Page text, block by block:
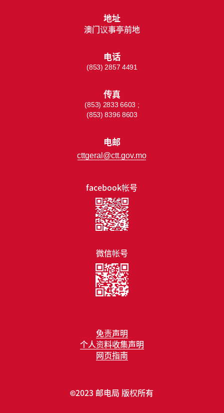
免责声明
个人资料收集声明
网页指南
facebook帐号
微信帐号
地址
澳门议事亭前地
电话
(853) 2857 4491
传真
(853) 2833 6603 ;
(853) 8396 8603
电邮
cttgeral@ctt.gov.mo
©2023 邮电局 版权所有